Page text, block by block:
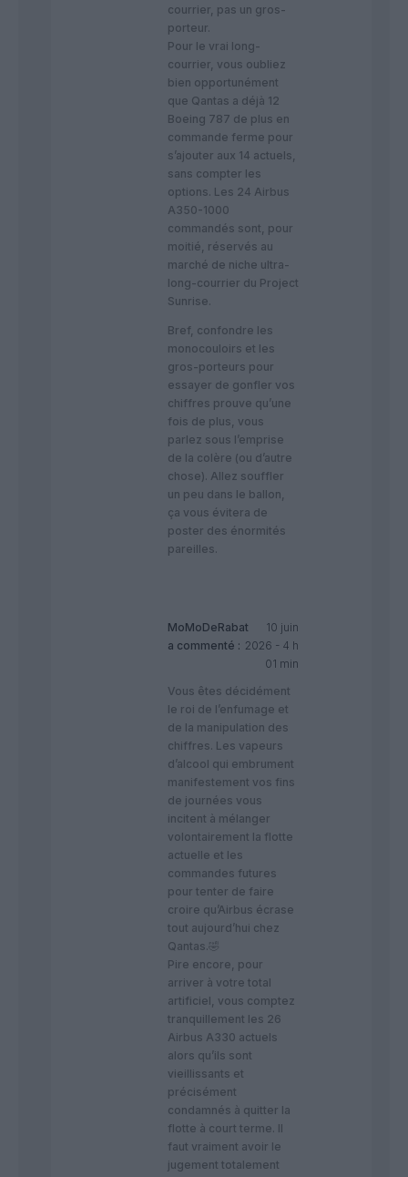
courrier, pas un gros-
porteur.
Pour le vrai long-
courrier, vous oubliez
bien opportunément
que Qantas a déjà 12
Boeing 787 de plus en
commande ferme pour
s’ajouter aux 14 actuels,
sans compter les
options. Les 24 Airbus
A350-1000
commandés sont, pour
moitié, réservés au
marché de niche ultra-
long-courrier du Project
Sunrise.
​Bref, confondre les
monocouloirs et les
gros-porteurs pour
essayer de gonfler vos
chiffres prouve qu’une
fois de plus, vous
parlez sous l’emprise
de la colère (ou d’autre
chose). Allez souffler
un peu dans le ballon,
ça vous évitera de
poster des énormités
pareilles.
MoMoDeRabat
a commenté :
10 juin
2026 - 4 h
01 min
Vous êtes décidément
le roi de l’enfumage et
de la manipulation des
chiffres. Les vapeurs
d’alcool qui embrument
manifestement vos fins
de journées vous
incitent à mélanger
volontairement la flotte
actuelle et les
commandes futures
pour tenter de faire
croire qu’Airbus écrase
tout aujourd’hui chez
Qantas.🤣
​Pire encore, pour
arriver à votre total
artificiel, vous comptez
tranquillement les 26
Airbus A330 actuels
alors qu’ils sont
vieillissants et
précisément
condamnés à quitter la
flotte à court terme. Il
faut vraiment avoir le
jugement totalement